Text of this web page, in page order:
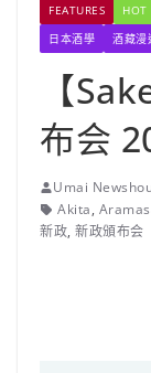
FEATURES HOT
日本酒學
酒藏漫
【
布会
Umai
Akita,
新政, 新政頒布会